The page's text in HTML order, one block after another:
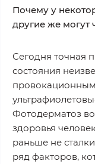
Почему у
другие же могут
Сегодня точная
состояния
Фотодерматоз
здоровья
раньше не
ряд факторов,